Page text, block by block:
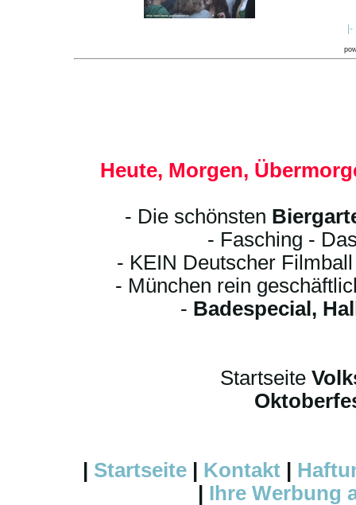
Heute, Morgen,
- Die schönsten
- Fasching -
- KEIN Deutscher
- München rein
- Badespecial,
Startseite
Startseite Kontakt
Ihre Werbung